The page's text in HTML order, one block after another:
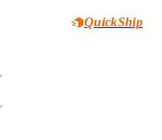
QuickShip